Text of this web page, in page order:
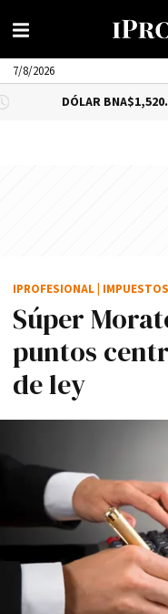
7/8/2026
DÓLAR BNA$1,520.00
Súper
puntos
de ley
IPROFESIONAL IMPUESTOS